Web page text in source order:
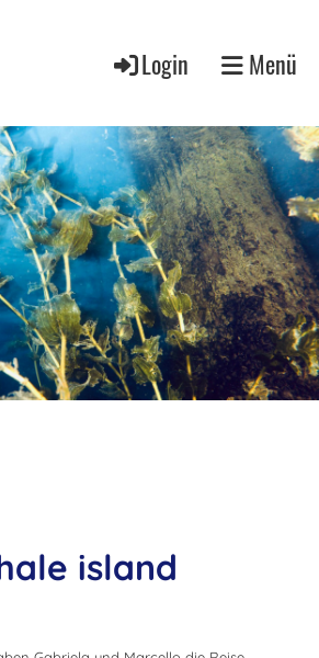
Login Menü
island